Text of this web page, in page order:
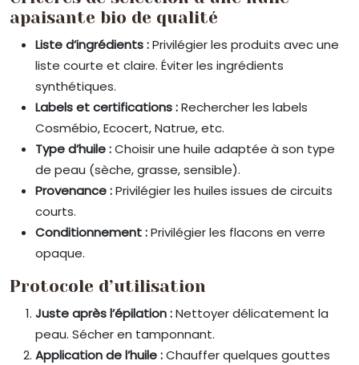
apaisante bio de qualité
Liste d’ingrédients :Privilégier les produits avec une
liste courte et claire. Éviter les ingrédients
synthétiques.
Labels et certifications :Rechercher les labels
Cosmébio, Ecocert, Natrue, etc.
Type d’huile :Choisir une huile adaptée à son type
de peau (sèche, grasse, sensible).
Provenance :Privilégier les huiles issues de circuits
courts.
Conditionnement :Privilégier les flacons en verre
opaque.
Protocole d’utilisation
Juste après l’épilation :Nettoyer délicatement la
peau. Sécher en tamponnant.
Application de l’huile :Chauffer quelques gouttes